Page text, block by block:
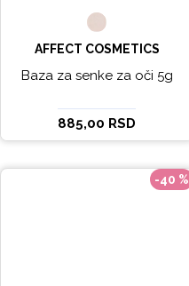
AFFECT COSMETICS
Baza za senke za oči 5g
885,00 RSD
-40 %